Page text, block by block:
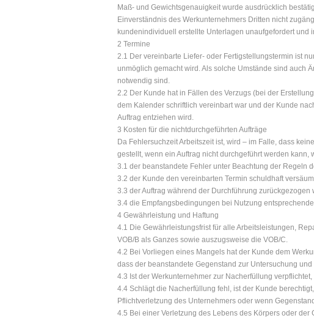
Maß- und Gewichtsgenauigkeit wurde ausdrücklich
Einverständnis des Werkunternehmers Dritten nicht
kundenindividuell erstellte Unterlagen unaufgefordert
2 Termine
2.1 Der vereinbarte Liefer- oder Fertigstellungstermin ist
unmöglich gemacht wird. Als solche Umstände sind auch
notwendig sind.
2.2 Der Kunde hat in Fällen des Verzugs (bei der
dem Kalender schriftlich vereinbart war und der Kunde
Auftrag entziehen wird.
3 Kosten für die nichtdurchgeführten Aufträge
Da Fehlersuchzeit Arbeitszeit ist, wird – im Falle, dass
gestellt, wenn ein Auftrag nicht durchgeführt werden kann,
3.1 der beanstandete Fehler unter Beachtung der Regeln
3.2 der Kunde den vereinbarten Termin schuldhaft
3.3 der Auftrag während der Durchführung zurückgezogen
3.4 die Empfangsbedingungen bei Nutzung
4 Gewährleistung und Haftung
4.1 Die Gewährleistungsfrist für alle Arbeitsleistungen,
VOB/B als Ganzes sowie auszugsweise die VOB/C.
4.2 Bei Vorliegen eines Mangels hat der Kunde dem
dass der beanstandete Gegenstand zur Untersuchung
4.3 Ist der Werkunternehmer zur Nacherfüllung
4.4 Schlägt die Nacherfüllung fehl, ist der Kunde
Pflichtverletzung des Unternehmers oder wenn
4.5 Bei einer Verletzung des Lebens des Körpers oder